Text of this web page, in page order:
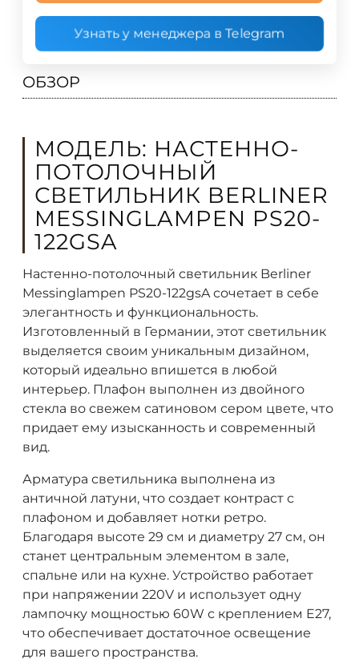
Узнать у менеджера в Telegram
ОБЗОР
МОДЕЛЬ: НАСТЕННО-
ПОТОЛОЧНЫЙ
СВЕТИЛЬНИК BERLINER
MESSINGLAMPEN PS20-
122GSA
Настенно-потолочный светильник Berliner
Messinglampen PS20-122gsA сочетает в себе
элегантность и функциональность.
Изготовленный в Германии, этот светильник
выделяется своим уникальным дизайном,
который идеально впишется в любой
интерьер. Плафон выполнен из двойного
стекла во свежем сатиновом сером цвете, что
придает ему изысканность и современный
вид.
Арматура светильника выполнена из
античной латуни, что создает контраст с
плафоном и добавляет нотки ретро.
Благодаря высоте 29 см и диаметру 27 см, он
станет центральным элементом в зале,
спальне или на кухне. Устройство работает
при напряжении 220V и использует одну
лампочку мощностью 60W с креплением E27,
что обеспечивает достаточное освещение
для вашего пространства.